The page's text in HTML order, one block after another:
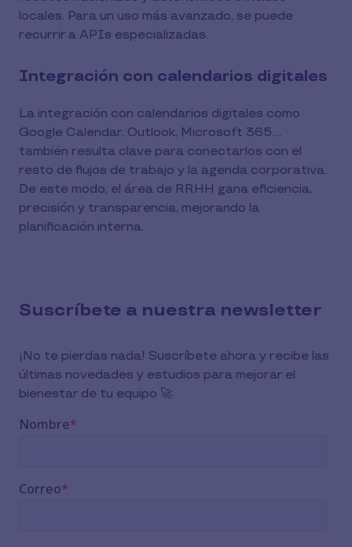
locales. Para un uso más avanzado, se puede
recurrir a APIs especializadas.
Integración con calendarios digitales
La integración con calendarios digitales como
Google Calendar, Outlook, Microsoft 365…,
también resulta clave para conectarlos con el
resto de flujos de trabajo y la agenda corporativa.
De este modo, el área de RRHH gana eficiencia,
precisión y transparencia, mejorando la
planificación interna.
Suscríbete a nuestra newsletter
¡No te pierdas nada! Suscríbete ahora y recibe las
últimas novedades y estudios para mejorar el
bienestar de tu equipo 🚀